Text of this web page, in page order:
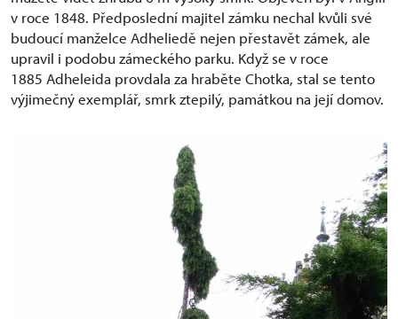
v roce 1848. Předposlední majitel zámku nechal kvůli své
budoucí manželce Adheliedě nejen přestavět zámek, ale
upravil i podobu zámeckého parku. Když se v roce
1885 Adheleida provdala za hraběte Chotka, stal se tento
výjimečný exemplář, smrk ztepilý, památkou na její domov.